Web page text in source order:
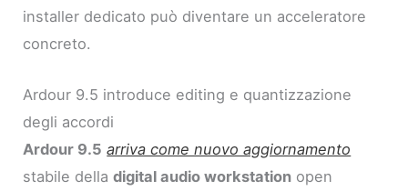
installer dedicato può diventare un acceleratore
concreto.
Ardour 9.5 introduce editing e quantizzazione
degli accordi
Ardour 9.5 arriva come nuovo aggiornamento
stabile delladigital audio workstation open